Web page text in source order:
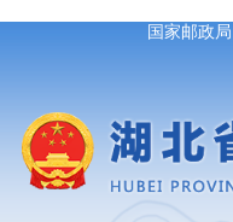
国家邮政局